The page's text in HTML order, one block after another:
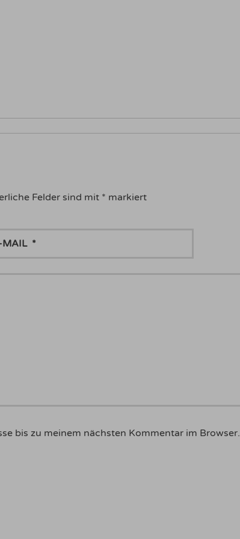
Felder sind mit * markiert
bis zu meinem nächsten Kommentar im Browser.